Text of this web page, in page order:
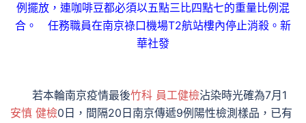
例擺放，連咖啡豆都必須以五點三比四點七的重量比例混
合。 任務職員在南京祿口機場T2航站樓內停止消殺。新
華社發
若本輪南京疫情最後竹科 員工健檢沾染時光確為7月1
安慎 健檢0日，間隔20日南京傳遞9例陽性檢測樣品，已有